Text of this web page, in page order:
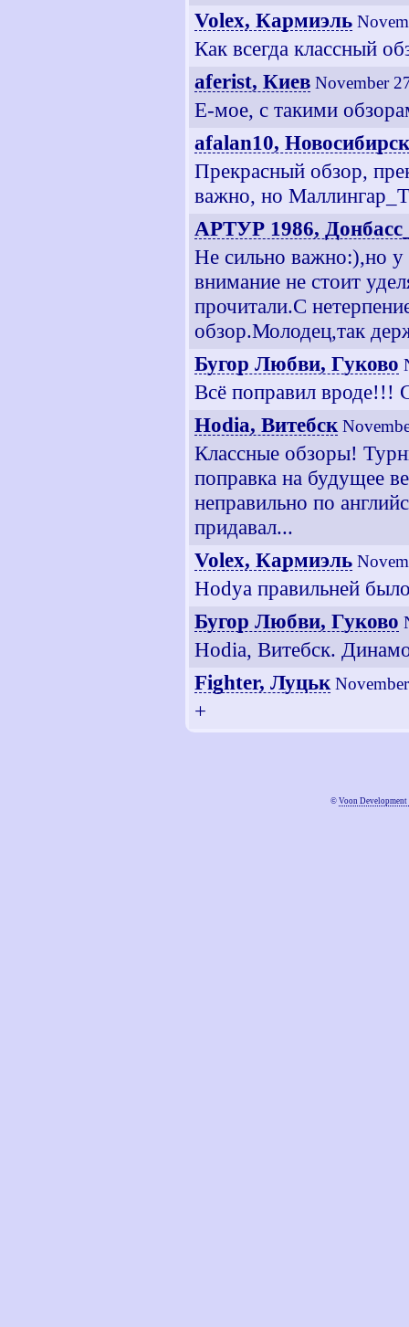
Volex, Кармиэль
Как всегда классный
aferist, Киев November
Е-мое, с такими
afalan10, Новосибирск
Прекрасный обзор,
важно, но
АРТУР 1986,
Не сильно важно:),но
внимание не стоит
прочитали.С
обзор.Молодец,так
Бугор Любви, Гуково
Всё поправил вроде!!!
Hodia, Витебск
Классные обзоры!
поправка на будущее
неправильно по
придавал...
Volex, Кармиэль
Hodya правильней
Бугор Любви, Гуково
Hodia, Витебск.
Fighter, Луцьк
+
© Voon Development